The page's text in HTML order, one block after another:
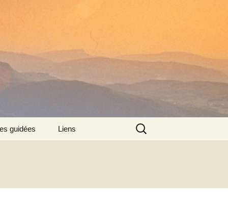
guidées Liens
Rechercher :